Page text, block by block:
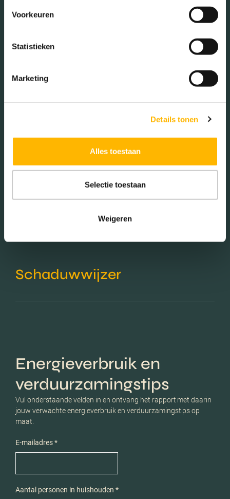
Voorkeuren
Statistieken
Marketing
Details tonen
Alles toestaan
Selectie toestaan
Weigeren
Éénpersoons huishoudens
Koop (60.00%)
Huur (40.00%)
Aantal inwoners:
1220
Schaduwwijzer
Energieverbruik en
verduurzamingstips
Vul onderstaande velden in en ontvang het rapport met daarin
jouw verwachte energieverbruik en verduurzamingstips op
maat.
E-mailadres *
Aantal personen in huishouden *